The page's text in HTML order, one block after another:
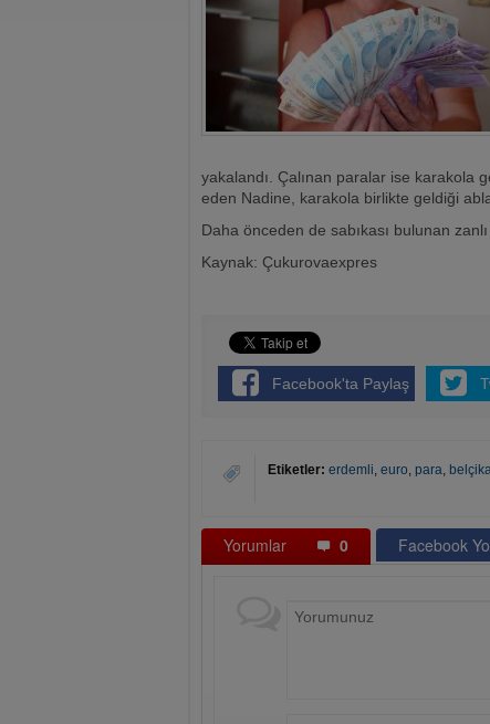
yakalandı. Çalınan paralar ise karakola
eden Nadine, karakola birlikte geldiği
Daha önceden de sabıkası bulunan
Kaynak: Çukurovaexpres
Facebook'ta Paylaş
Etiketler: erdemli, euro, para,
Yorumlar 0 Facebook